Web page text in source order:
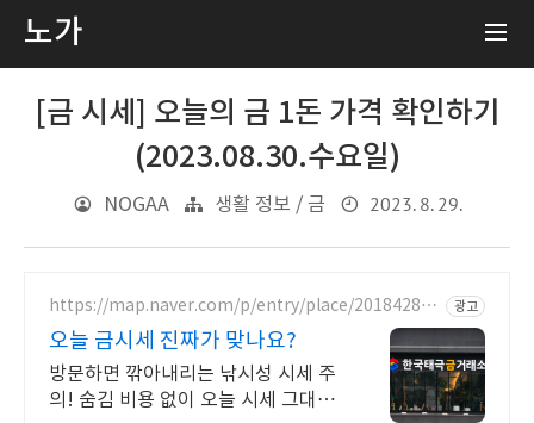
노가
[금 시세] 오늘의 금 1돈 가격 확인하기
(2023.08.30.수요일)
NOGAA 생활 정보 / 금 2023. 8. 29.
https://map.naver.com/p/entry/place/201842829
광고
오늘 금시세 진짜가 맞나요?
방문하면 깎아내리는 낚시성 시세 주
의! 숨김 비용 없이 오늘 시세 그대로